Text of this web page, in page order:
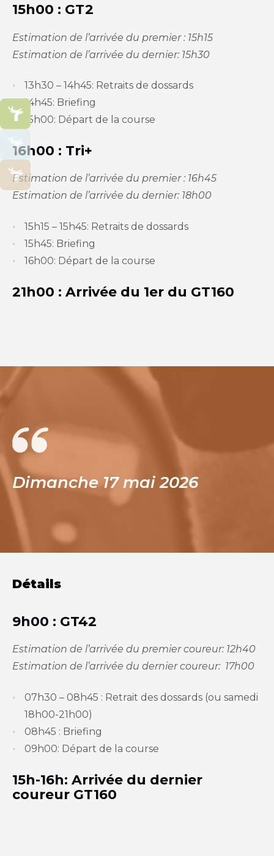
15h00 : GT2
Estimation de l’arrivée du premier : 15h15
Estimation de l’arrivée du dernier: 15h30
​13h30 – 14h45: Retraits de dossards
14h45: Briefing
15h00: Départ de la course
16h00 : Tri+
Estimation de l’arrivée du premier : 16h45
Estimation de l’arrivée du dernier: 18h00
​15h15 – 15h45: Retraits de dossards
15h45: Briefing
16h00: Départ de la course
21h00 : Arrivée du 1er du GT160
Dimanche 17 mai 2026
Détails
9h00 : GT42
Estimation de l’arrivée du premier coureur: 12h40
Estimation de l’arrivée du dernier coureur: 17h00
07h30 – 08h45 : Retrait des dossards (ou samedi
18h00-21h00)
08h45 : Briefing
09h00: Départ de la course
15h-16h: Arrivée du dernier
coureur GT160